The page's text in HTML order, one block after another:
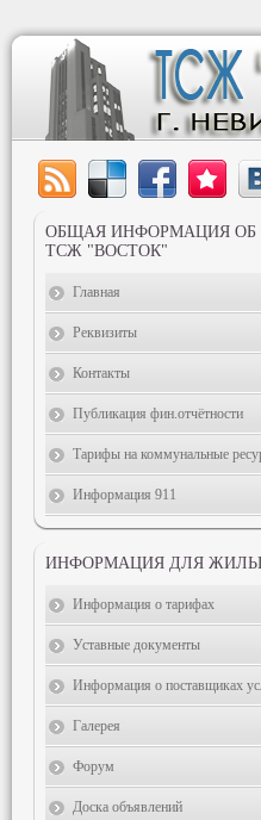
ОБЩАЯ ИНФОРМАЦИЯ ОБ
ТСЖ "ВОСТОК"
Главная
Реквизиты
Контакты
Публикация фин.отчётности
Тарифы на коммунальные
Информация 911
ИНФОРМАЦИЯ ДЛЯ
Информация о тарифах
Уставные документы
Информация о поставщиках
Галерея
Форум
Доска объявлений